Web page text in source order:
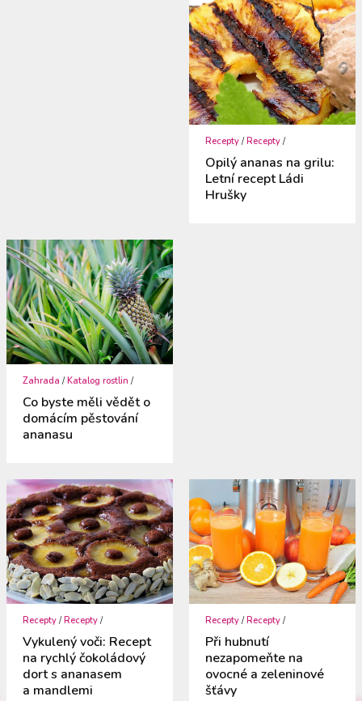
Recepty /Recepty /
Opilý ananas na grilu:
Letní recept Ládi
Hrušky
Zahrada /Katalog rostlin /
Co byste měli vědět o
domácím pěstování
ananasu
Recepty /Recepty /
Vykulený voči: Recept
na rychlý čokoládový
dort s ananasem
a mandlemi
Recepty /Recepty /
Při hubnutí
nezapomeňte na
ovocné a zeleninové
šťávy